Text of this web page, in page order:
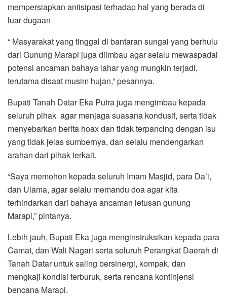
mempersiapkan antisipasi terhadap hal yang berada di
luar dugaan
“ Masyarakat yang tinggal di bantaran sungai yang berhulu
dari Gunung Marapi juga diimbau agar selalu mewaspadai
potensi ancaman bahaya lahar yang mungkin terjadi,
terutama disaat musim hujan,” pesannya.
Bupati Tanah Datar Eka Putra juga mengimbau kepada
seluruh pihak agar menjaga suasana kondusif, serta tidak
menyebarkan berita hoax dan tidak terpancing dengan isu
yang tidak jelas sumbernya, dan selalu mendengarkan
arahan dari pihak terkait.
“Saya memohon kepada seluruh Imam Masjid, para Da’i,
dan Ulama, agar selalu memandu doa agar kita
terhindarkan dari bahaya ancaman letusan gunung
Marapi,” pintanya.
Lebih jauh, Bupati Eka juga menginstruksikan kepada para
Camat, dan Wali Nagari serta seluruh Perangkat Daerah di
Tanah Datar untuk saling bersinergi, kompak, dan
mengkaji kondisi terburuk, serta rencana kontinjensi
bencana Marapi.